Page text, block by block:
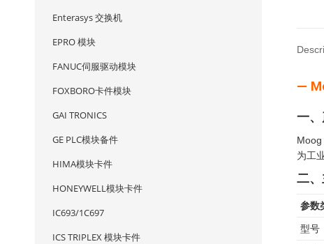
—
一
为工
二
参数
型号
Enterasys 交换机
EPRO 模块
FANUC伺服驱动模块
FOXBORO卡件模块
GAI TRONICS
GE PLC模块备件
HIMA模块卡件
HONEYWELL模块卡件
IC693/1C697
ICS TRIPLEX 模块卡件